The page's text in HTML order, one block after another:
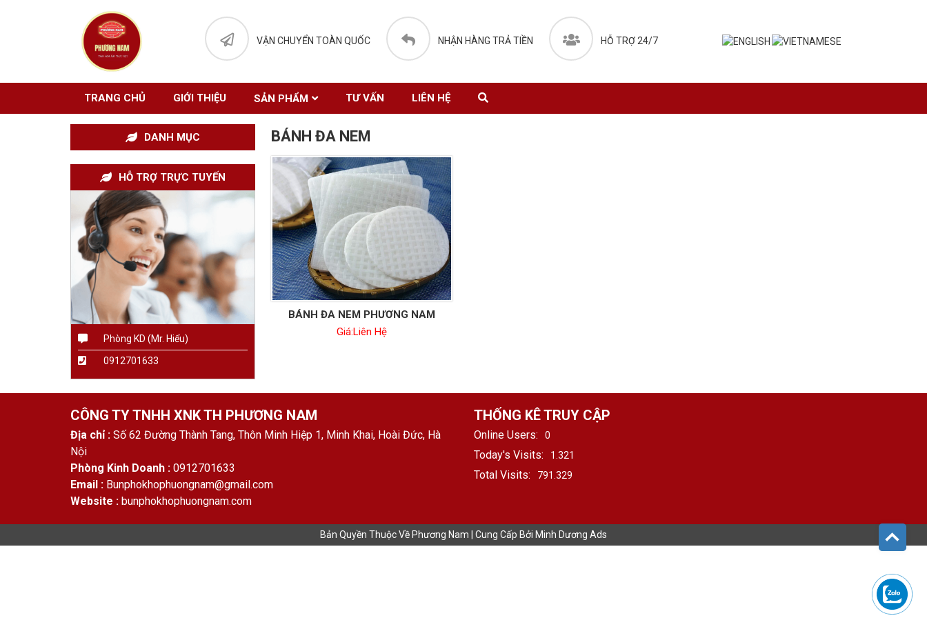
VẬN CHUYỂN TOÀN QUỐC NHẬN HÀNG TRẢ TIỀN HỖ TRỢ 24/7
TRANG CHỦ GIỚI THIỆU SẢN PHẨM TƯ VẤN LIÊN HỆ
BÁNH ĐA NEM
BÁNH ĐA NEM PHƯƠNG NAM
Giá:Liên Hệ
DANH MỤC
HỖ TRỢ TRỰC TUYẾN
Phòng KD (Mr. Hiểu)
0912701633
CÔNG TY TNHH XNK TH PHƯƠNG NAM
Địa chỉ : Số 62 Đường Thành Tang, Thôn Minh Hiệp 1, Minh Khai, Hoài Đức, Hà
Nội
Phòng Kinh Doanh : 0912701633
Email : Bunphokhophuongnam@gmail.com
Website : bunphokhophuongnam.com
THỐNG KÊ TRUY CẬP
Online Users: 0
Today's Visits: 1.321
Total Visits: 791.329
Bản Quyền Thuộc Về Phương Nam | Cung Cấp Bởi Minh Dương Ads